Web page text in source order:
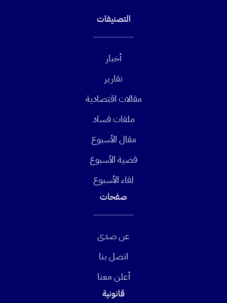
التصنيفات
أخبار
تقارير
مقالات اقتصادية
ملفات فساد
مقال الأسبوع
قضية الأسبوع
لقاء الأسبوع
صفحات
عن صدى
اتصل بنا
أعلن معنا
قانونية